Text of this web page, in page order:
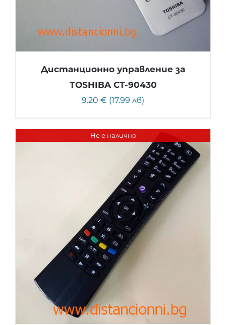
Дистанционно управление за
TOSHIBA CT-90430
9.20 € (17.99 лв)
Не е налично